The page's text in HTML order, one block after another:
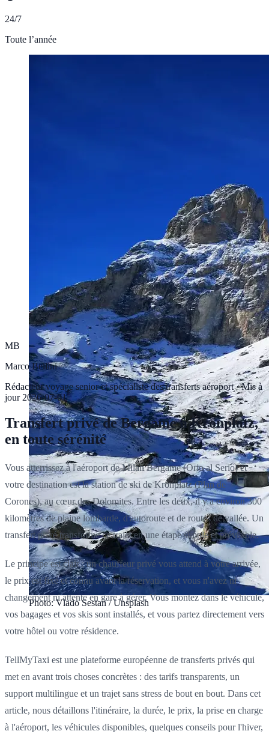
24/7
Toute l’année
Photo: Vlado Sestan / Unsplash
MB
Marco Bellini
Rédacteur voyage senior et spécialiste des transferts aéroport·Mis à
jour 2026-07-01
Transfert privé de Bergame à Kronplatz,
en toute sérénité
Vous atterrissez à l'aéroport de Milan Bergame (Orio al Serio) et
votre destination est la station de ski de Kronplatz (Plan de
Corones), au cœur des Dolomites. Entre les deux, il y a environ 300
kilomètres de plaine lombarde, d'autoroute et de routes de vallée. Un
transfert privé transforme ce trajet en une étape simple et prévisible.
Le principe est clair : un chauffeur privé vous attend à votre arrivée,
le prix est fixé et connu avant la réservation, et vous n'avez ni
changement ni attente en gare à gérer. Vous montez dans le véhicule,
vos bagages et vos skis sont installés, et vous partez directement vers
votre hôtel ou votre résidence.
TellMyTaxi est une plateforme européenne de transferts privés qui
met en avant trois choses concrètes : des tarifs transparents, un
support multilingue et un trajet sans stress de bout en bout. Dans cet
article, nous détaillons l'itinéraire, la durée, le prix, la prise en charge
à l'aéroport, les véhicules disponibles, quelques conseils pour l'hiver,